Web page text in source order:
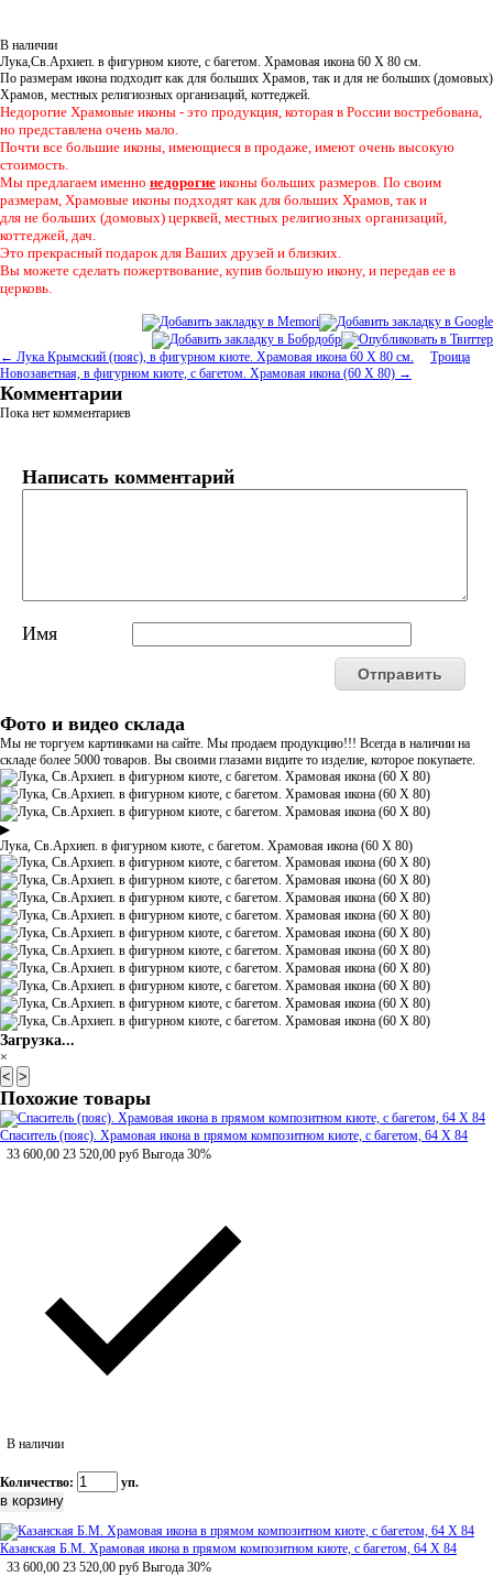
В наличии
Лука,Св.Архиеп. в фигурном киоте, с багетом. Храмовая икона 60 Х 80 см.
По размерам икона подходит как для больших Храмов, так и для не больших (домовых)
Храмов, местных религиозных организаций, коттеджей.
Недорогие Храмовые иконы - это продукция, которая в России востребована,
но представлена очень мало.
Почти все большие иконы, имеющиеся в продаже, имеют очень высокую
стоимость.
Мы предлагаем именно недорогие иконы больших размеров. По своим
размерам, Храмовые иконы подходят как для больших Храмов, так и
для не больших (домовых) церквей, местных религиозных организаций,
коттеджей, дач.
Это прекрасный подарок для Ваших друзей и близких.
Вы можете сделать пожертвование, купив большую икону, и передав ее в
церковь.
← Лука Крымский (пояс), в фигурном киоте. Храмовая икона 60 Х 80 см.
Троица
Новозаветная, в фигурном киоте, с багетом. Храмовая икона (60 Х 80) →
Комментарии
Пока нет комментариев
Написать комментарий
Имя
Фото и видео склада
Мы не торгуем картинками на сайте. Мы продаем продукцию!!! Всегда в наличии на
складе более 5000 товаров. Вы своими глазами видите то изделие, которое покупаете.
▶
Лука, Св.Архиеп. в фигурном киоте, с багетом. Храмовая икона (60 Х 80)
Загрузка...
×
< >
Похожие товары
Спаситель (пояс). Храмовая икона в прямом композитном киоте, с багетом, 64 Х 84
33 600,00 23 520,00 руб Выгода 30%
В наличии
Количество: уп.
Казанская Б.М. Храмовая икона в прямом композитном киоте, с багетом, 64 Х 84
33 600,00 23 520,00 руб Выгода 30%